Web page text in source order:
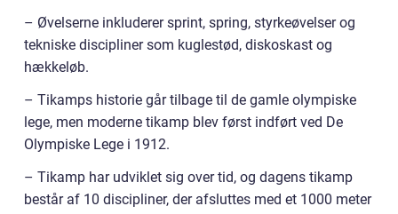
– Øvelserne inkluderer sprint, spring, styrkeøvelser og
tekniske discipliner som kuglestød, diskoskast og
hækkeløb.
– Tikamps historie går tilbage til de gamle olympiske
lege, men moderne tikamp blev først indført ved De
Olympiske Lege i 1912.
– Tikamp har udviklet sig over tid, og dagens tikamp
består af 10 discipliner, der afsluttes med et 1000 meter